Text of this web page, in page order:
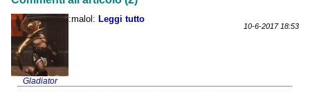
Gladiator
:malol: Leggi tutto
10-6-2017 18:53